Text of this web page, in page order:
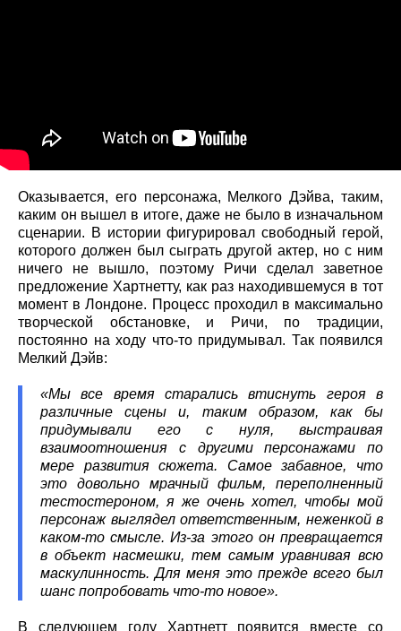
Оказывается, его персонажа, Мелкого Дэйва, таким,
каким он вышел в итоге, даже не было в изначальном
сценарии. В истории фигурировал свободный герой,
которого должен был сыграть другой актер, но с ним
ничего не вышло, поэтому Ричи сделал заветное
предложение Хартнетту, как раз находившемуся в тот
момент в Лондоне. Процесс проходил в максимально
творческой обстановке, и Ричи, по традиции,
постоянно на ходу что-то придумывал. Так появился
Мелкий Дэйв:
«Мы все время старались втиснуть героя в
различные сцены и, таким образом, как бы
придумывали его с нуля, выстраивая
взаимоотношения с другими персонажами по
мере развития сюжета. Самое забавное, что
это довольно мрачный фильм, переполненный
тестостероном, я же очень хотел, чтобы мой
персонаж выглядел ответственным, неженкой в
каком-то смысле. Из-за этого он превращается
в объект насмешки, тем самым уравнивая всю
маскулинность. Для меня это прежде всего был
шанс попробовать что-то новое».
В следующем году Хартнетт появится вместе со